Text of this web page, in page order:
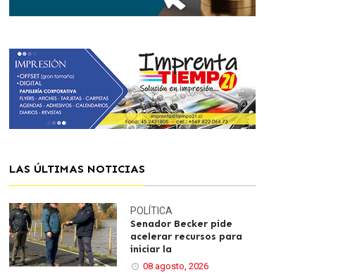
LAS ÚLTIMAS NOTICIAS
POLÍTICA
Senador Becker pide
acelerar recursos para
iniciar la
08 agosto, 2026